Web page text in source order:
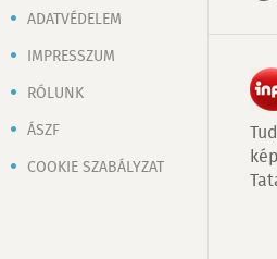
ADATVÉDELEM
IMPRESSZUM
RÓLUNK
ÁSZF
COOKIE SZABÁLYZAT